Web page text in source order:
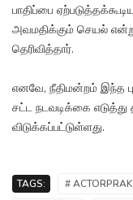
பாதிப்பை
அவமதிக்கும் செயல்
தெரிவித்தார்.
எனவே, நீதிமன்றம் இந்த
சட்ட நடவடிக்கை
விடுக்கப்பட்டுள்ளது.
TAGS: #